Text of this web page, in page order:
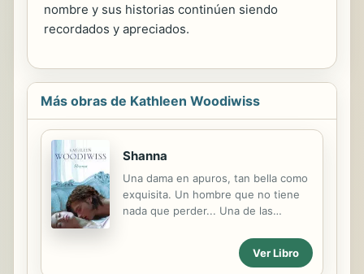
nombre y sus historias continúen siendo
recordados y apreciados.
Más obras de Kathleen Woodiwiss
Shanna
Una dama en apuros, tan bella como
exquisita. Un hombre que no tiene
nada que perder... Una de las
arrebatadoras y sensuales de los
últimos tiempos. Una hermosa y
Ver Libro